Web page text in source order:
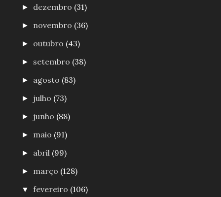
► dezembro (31)
► novembro (36)
► outubro (43)
► setembro (38)
► agosto (83)
► julho (73)
► junho (88)
► maio (91)
► abril (99)
► março (128)
▼fevereiro (106)